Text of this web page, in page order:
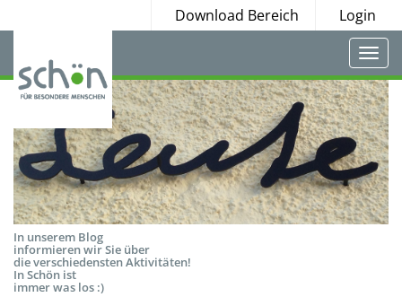
Download Bereich Login
In unserem Blog
informieren wir Sie über
die verschiedensten Aktivitäten!
In Schön ist
immer was los :)